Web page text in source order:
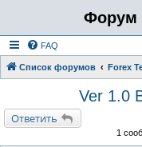
Форум
FAQ
Список форумов Forex
Ver 1.0
Ответить
1